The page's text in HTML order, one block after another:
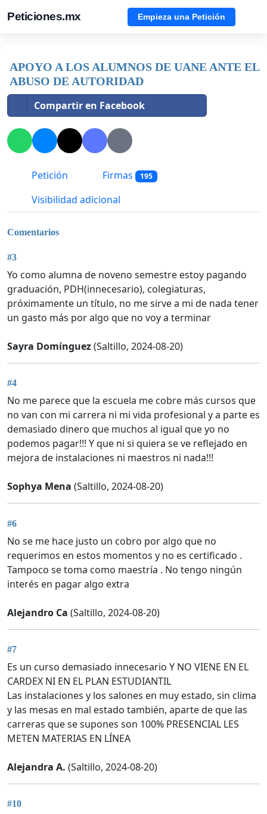
Peticiones.mx Empieza una Petición
APOYO A LOS ALUMNOS DE UANE ANTE EL
ABUSO DE AUTORIDAD
Compartir en Facebook
Petición Firmas 195
Visibilidad adicional
Comentarios
#3
Yo como alumna de noveno semestre estoy pagando
graduación, PDH(innecesario), colegiaturas,
próximamente un título, no me sirve a mi de nada tener
un gasto más por algo que no voy a terminar
Sayra Domínguez(Saltillo, 2024-08-20)
#4
No me parece que la escuela me cobre más cursos que
no van con mi carrera ni mi vida profesional y a parte es
demasiado dinero que muchos al igual que yo no
podemos pagar!!! Y que ni si quiera se ve reflejado en
mejora de instalaciones ni maestros ni nada!!!
Sophya Mena (Saltillo, 2024-08-20)
#6
No se me hace justo un cobro por algo que no
requerimos en estos momentos y no es certificado .
Tampoco se toma como maestría . No tengo ningún
interés en pagar algo extra
Alejandro Ca (Saltillo, 2024-08-20)
#7
Es un curso demasiado innecesario Y NO VIENE EN EL
CARDEX NI EN EL PLAN ESTUDIANTIL
Las instalaciones y los salones en muy estado, sin clima
y las mesas en mal estado también, aparte de que las
carreras que se supones son 100% PRESENCIAL LES
METEN MATERIAS EN LÍNEA
Alejandra A. (Saltillo, 2024-08-20)
#10